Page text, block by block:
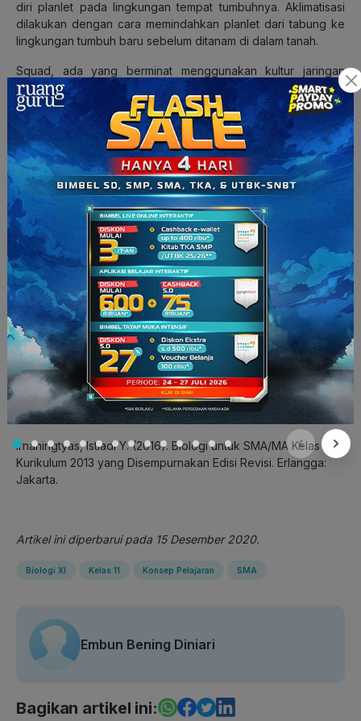
diri planlet pada lingkungan tempat tumbuhnya. Aklimatisasi
dilakukan dengan cara memindahkan planlet dari tabung ke
lingkungan tumbuh baru sebelum ditanam di dalam tanah.
Squad, ada yang berminat menggunakan kultur jaringan
sebagai sarana untuk bercocok tanam? Ternyata tidak begitu
sulit, ya! Supaya kamu nggak salah melakukannya, belajar
dulu yuk bersama ruangbelajar. Yuk, tonton video belajar
beranimasi, lihat rangkuman, mengerjakan latihan soal, cuma
dari HP-mu.
Downloadsekarang, yuk!
Referensi:
Irnaningtyas, Istiadi Y. (2016). Biologi untuk SMA/MA Kelas XI
Kurikulum 2013 yang Disempurnakan Edisi Revisi. Erlangga:
Jakarta.
Artikel ini diperbarui pada 15 Desember 2020.
Biologi XI Kelas 11 Konsep Pelajaran SMA
Embun Bening Diniari
Bagikan artikel ini: